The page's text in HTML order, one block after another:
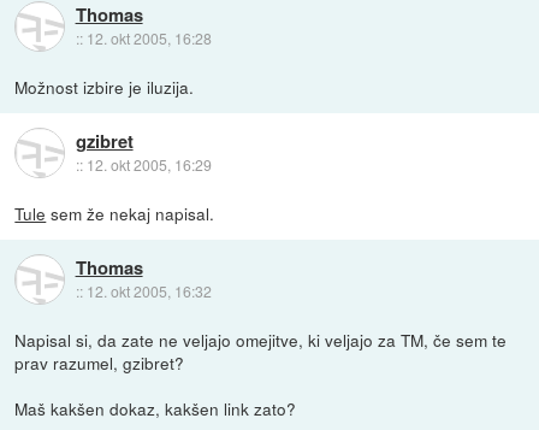
Thomas
:: 12. okt 2005, 16:28
Možnost izbire je iluzija.
gzibret
:: 12. okt 2005, 16:29
Tule sem že nekaj napisal.
Thomas
:: 12. okt 2005, 16:32
Napisal si, da zate ne veljajo omejitve, ki veljajo za TM, če sem te
prav razumel, gzibret?
Maš kakšen dokaz, kakšen link zato?